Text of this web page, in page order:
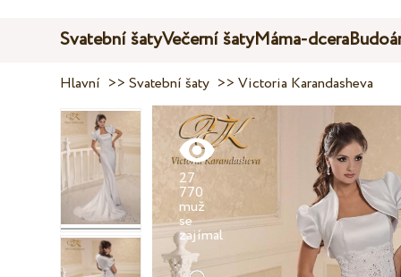
Svatební šatyVečerní šatyMáma-dcera
Hlavní >>Svatební šaty >>Victoria Karandasheva
27
770
muž
se